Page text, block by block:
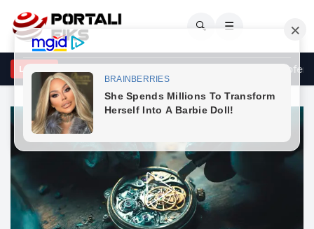
🔍 ☰
LAJMEKërkesat e LDK-së ndaj VV-së janë të ekzagjeruara, oferta